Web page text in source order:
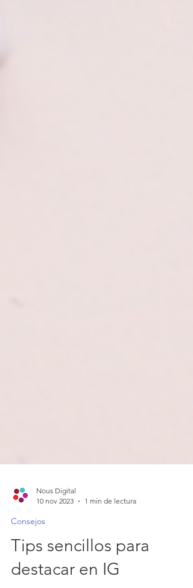
Nous Digital
10 nov 2023
1 min de lectura
Consejos